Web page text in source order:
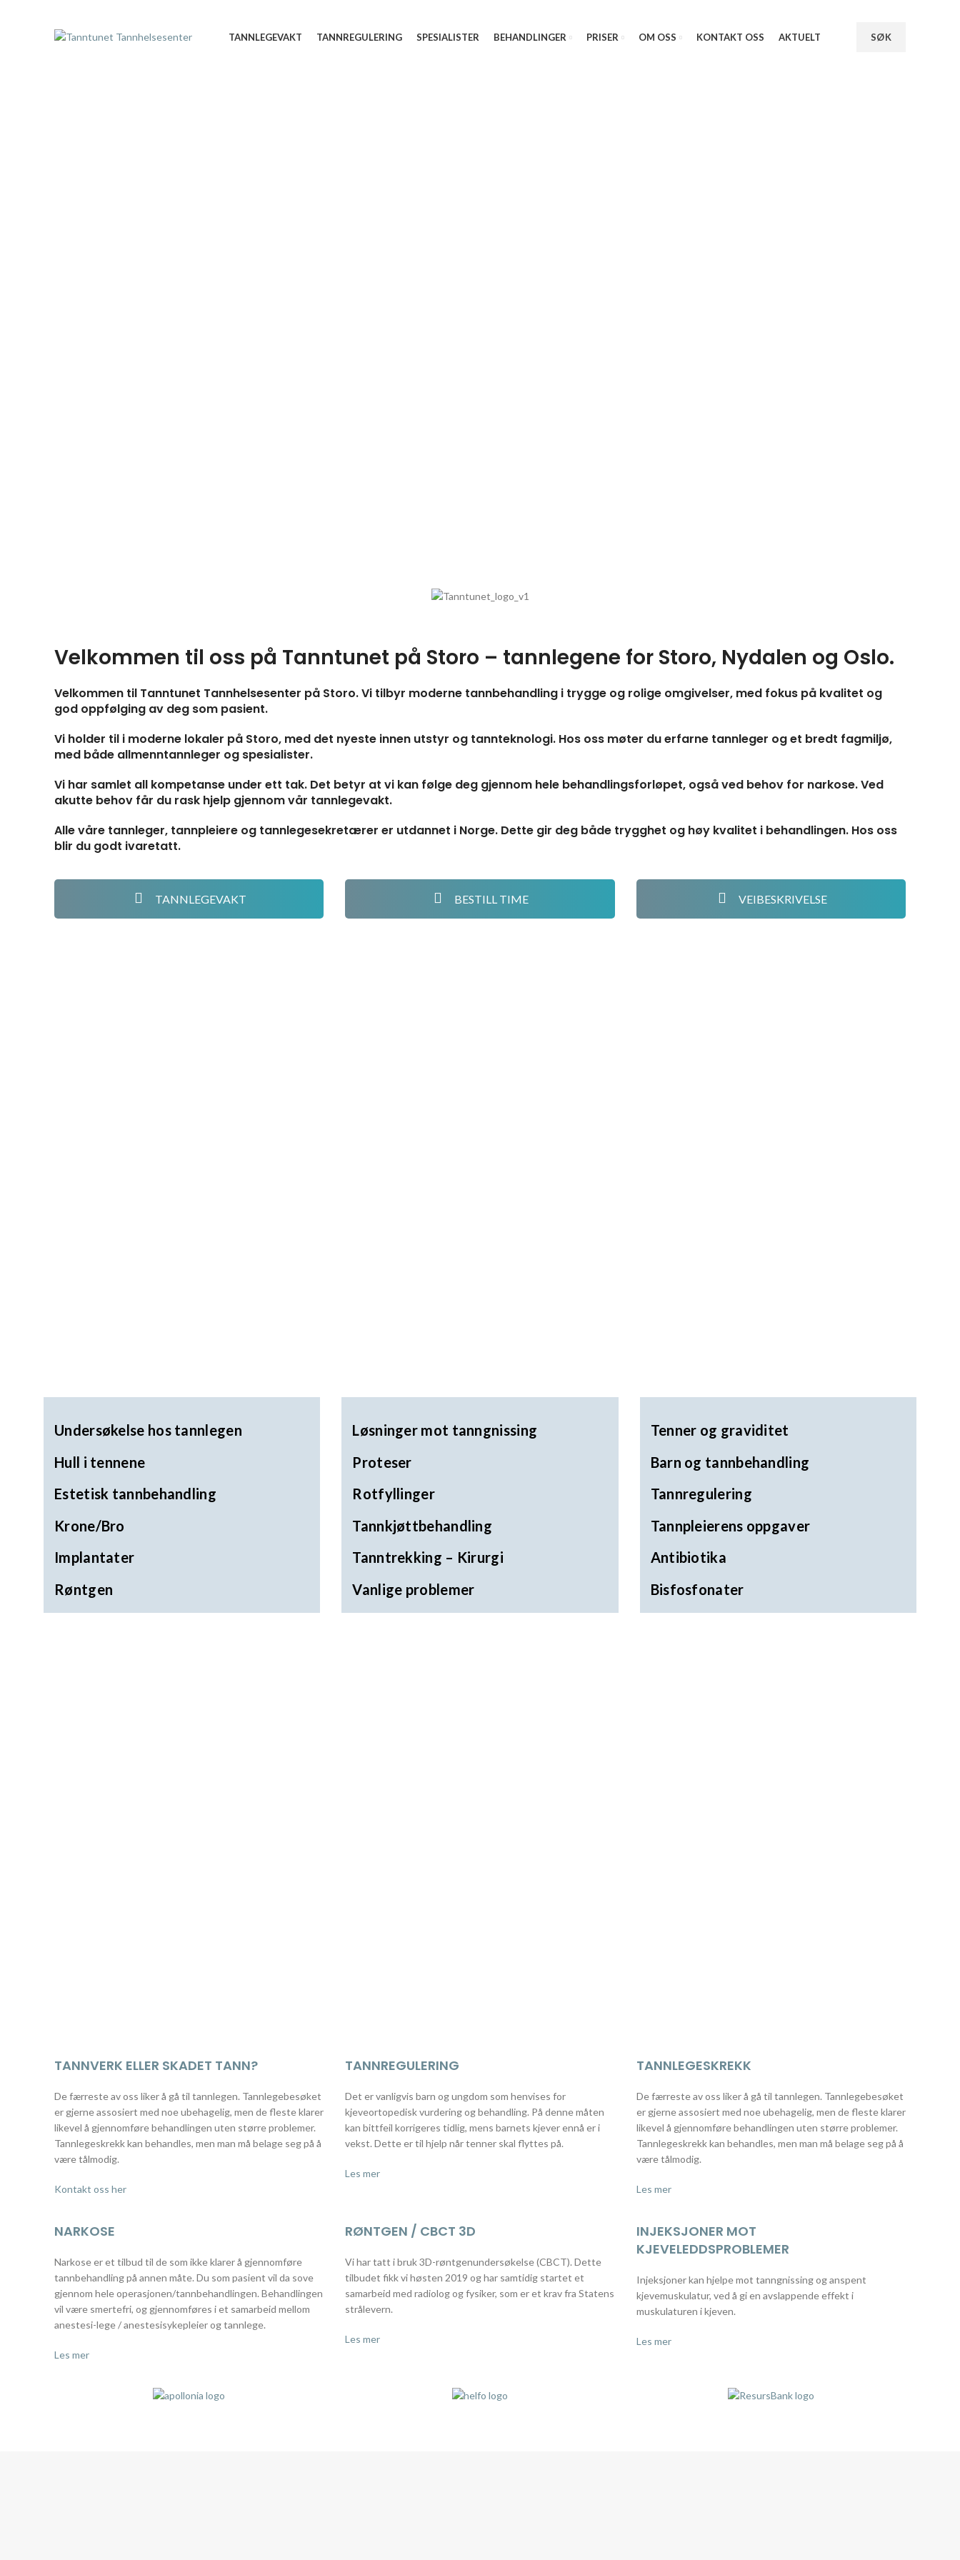
TANNLEGEVAKT TANNREGULERING SPESIALISTER BEHANDLINGER PRISER OM OSS KONTAKT OSS AKTUELT SØK
Velkommen til oss på Tanntunet på Storo – tannlegene for Storo, Nydalen og Oslo.
Velkommen til Tanntunet Tannhelsesenter på Storo. Vi tilbyr moderne tannbehandling i trygge og rolige omgivelser, med fokus på kvalitet og
god oppfølging av deg som pasient.
Vi holder til i moderne lokaler på Storo, med det nyeste innen utstyr og tannteknologi. Hos oss møter du erfarne tannleger og et bredt fagmiljø,
med både allmenntannleger og spesialister.
Vi har samlet all kompetanse under ett tak. Det betyr at vi kan følge deg gjennom hele behandlingsforløpet, også ved behov for narkose. Ved
akutte behov får du rask hjelp gjennom vår tannlegevakt.
Alle våre tannleger, tannpleiere og tannlegesekretærer er utdannet i Norge. Dette gir deg både trygghet og høy kvalitet i behandlingen. Hos oss
blir du godt ivaretatt.
TANNLEGEVAKT BESTILL TIME VEIBESKRIVELSE
Undersøkelse hos tannlegen
Hull i tennene
Estetisk tannbehandling
Krone/Bro
Implantater
Røntgen
Løsninger mot tanngnissing
Proteser
Rotfyllinger
Tannkjøttbehandling
Tanntrekking – Kirurgi
Vanlige problemer
Tenner og graviditet
Barn og tannbehandling
Tannregulering
Tannpleierens oppgaver
Antibiotika
Bisfosfonater
TANNVERK ELLER SKADET TANN?
De færreste av oss liker å gå til tannlegen. Tannlegebesøket
er gjerne assosiert med noe ubehagelig, men de fleste klarer
likevel å gjennomføre behandlingen uten større problemer.
Tannlegeskrekk kan behandles, men man må belage seg på å
være tålmodig.
Kontakt oss her
TANNREGULERING
Det er vanligvis barn og ungdom som henvises for
kjeveortopedisk vurdering og behandling. På denne måten
kan bittfeil korrigeres tidlig, mens barnets kjever ennå er i
vekst. Dette er til hjelp når tenner skal flyttes på.
Les mer
TANNLEGESKREKK
De færreste av oss liker å gå til tannlegen. Tannlegebesøket
er gjerne assosiert med noe ubehagelig, men de fleste klarer
likevel å gjennomføre behandlingen uten større problemer.
Tannlegeskrekk kan behandles, men man må belage seg på å
være tålmodig.
Les mer
NARKOSE
Narkose er et tilbud til de som ikke klarer å gjennomføre
tannbehandling på annen måte. Du som pasient vil da sove
gjennom hele operasjonen/tannbehandlingen. Behandlingen
vil være smertefri, og gjennomføres i et samarbeid mellom
anestesi-lege / anestesisykepleier og tannlege.
Les mer
RØNTGEN / CBCT 3D
Vi har tatt i bruk 3D-røntgenundersøkelse (CBCT). Dette
tilbudet fikk vi høsten 2019 og har samtidig startet et
samarbeid med radiolog og fysiker, som er et krav fra Statens
strålevern.
Les mer
INJEKSJONER MOT
KJEVELEDDSPROBLEMER
Injeksjoner kan hjelpe mot tanngnissing og anspent
kjevemuskulatur, ved å gi en avslappende effekt i
muskulaturen i kjeven.
Les mer